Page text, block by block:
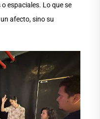
espaciales. Lo que se
afecto, sino su